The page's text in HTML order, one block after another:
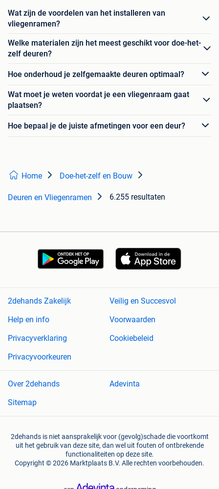
Wat zijn de voordelen van het installeren van
vliegenramen?
Welke materialen zijn het meest geschikt voor doe-het-
zelf deuren?
Hoe onderhoud je zelfgemaakte deuren optimaal?
Wat moet je weten voordat je een vliegenraam gaat
plaatsen?
Hoe bepaal je de juiste afmetingen voor een deur?
Home Doe-het-zelf en Bouw
Deuren en Vliegenramen 6.255 resultaten
2dehands Zakelijk
Veilig en Succesvol
Help en info
Voorwaarden
Privacyverklaring
Cookiebeleid
Privacyvoorkeuren
Over 2dehands
Adevinta
Sitemap
2dehands is niet aansprakelijk voor (gevolg)schade die voortkomt
uit het gebruik van deze site, dan wel uit fouten of ontbrekende
functionaliteiten op deze site.
Copyright © 2026 Marktplaats B.V. Alle rechten voorbehouden.